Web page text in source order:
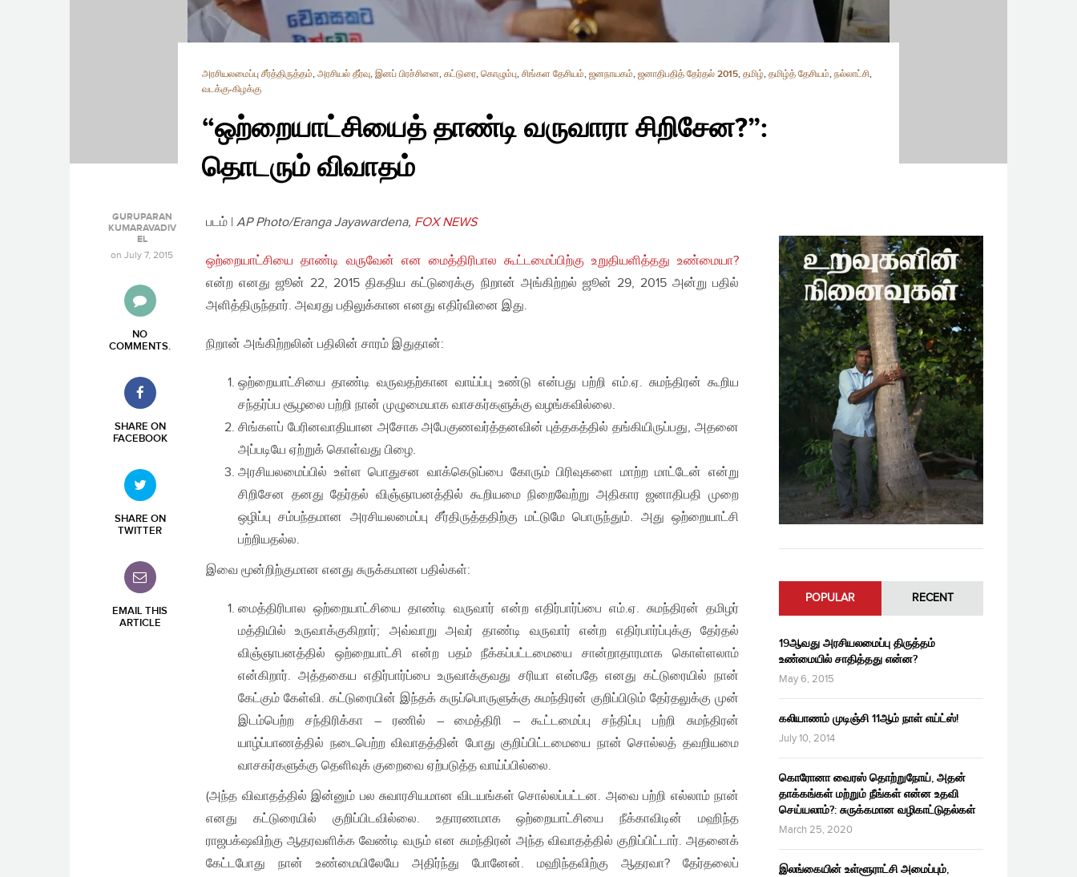
அரசியலமைப்பு சீர்த்திருத்தம், அரசியல் தீர்வு, இனப் பிரச்சினை, கட்டுரை, கொழும்பு, சிங்கள தேசியம், ஜனநாயகம், ஜனாதிபதித் தேர்தல் 2015, தமிழ், தமிழ்த் தேசியம், நல்லாட்சி,
வடக்கு-கிழக்கு
“ஒற்றையாட்சியைத் தாண்டி வருவாரா சிறிசேன?”:
தொடரும் விவாதம்
GURUPARAN
KUMARAVADIV
EL
on July 7, 2015
NO
COMMENTS.
SHARE ON
FACEBOOK
SHARE ON
TWITTER
EMAIL THIS
ARTICLE
படம் | AP Photo/Eranga Jayawardena, FOX NEWS
ஒற்றையாட்சியை தாண்டி வருவேன் என மைத்திரிபால கூட்டமைப்பிற்கு உறுதியளித்தது உண்மையா?
என்ற எனது ஜூன் 22, 2015 திகதிய கட்டுரைக்கு நிறான் அங்கிற்றல் ஜூன் 29, 2015 அன்று பதில்
அளித்திருந்தார். அவரது பதிலுக்கான எனது எதிர்வினை இது.
நிறான் அங்கிற்றலின் பதிலின் சாரம் இதுதான்:
ஒற்றையாட்சியை தாண்டி வருவதற்கான வாய்ப்பு உண்டு என்பது பற்றி எம்.ஏ. சுமந்திரன் கூறிய
சந்தர்ப்ப சூழலை பற்றி நான் முழுமையாக வாசகர்களுக்கு வழங்கவில்லை.
சிங்களப் பேரினவாதியான அசோக அபேகுணவர்த்தனவின் புத்தகத்தில் தங்கியிருப்பது, அதனை
அப்படியே ஏற்றுக் கொள்வது பிழை.
அரசியலமைப்பில் உள்ள பொதுசன வாக்கெடுப்பை கோரும் பிரிவுகளை மாற்ற மாட்டேன் என்று
சிறிசேன தனது தேர்தல் விஞ்ஞாபனத்தில் கூறியமை நிறைவேற்று அதிகார ஜனாதிபதி முறை
ஒழிப்பு சம்பந்தமான அரசியலமைப்பு சீர்திருத்ததிற்கு மட்டுமே பொருந்தும். அது ஒற்றையாட்சி
பற்றியதல்ல.
இவை மூன்றிற்குமான எனது சுருக்கமான பதில்கள்:
மைத்திரிபால ஒற்றையாட்சியை தாண்டி வருவார் என்ற எதிர்பார்ப்பை எம்.ஏ. சுமந்திரன் தமிழர்
மத்தியில் உருவாக்குகிறார்; அவ்வாறு அவர் தாண்டி வருவார் என்ற எதிர்பார்ப்புக்கு தேர்தல்
விஞ்ஞாபனத்தில் ஒற்றையாட்சி என்ற பதம் நீக்கப்பட்டமையை சான்றாதாரமாக கொள்ளலாம்
என்கிறார். அத்தகைய எதிர்பார்ப்பை உருவாக்குவது சரியா என்பதே எனது கட்டுரையில் நான்
கேட்கும் கேள்வி. கட்டுரையின் இந்தக் கருப்பொருளுக்கு சுமந்திரன் குறிப்பிடும் தேர்தலுக்கு முன்
இடம்பெற்ற சந்திரிக்கா – ரணில் – மைத்திரி – கூட்டமைப்பு சந்திப்பு பற்றி சுமந்திரன்
யாழ்ப்பாணத்தில் நடைபெற்ற விவாதத்தின் போது குறிப்பிட்டமையை நான் சொல்லத் தவறியமை
வாசகர்களுக்கு தெளிவுக் குறைவை ஏற்படுத்த வாய்ப்பில்லை.
(அந்த விவாதத்தில் இன்னும் பல சுவாரசியமான விடயங்கள் சொல்லப்பட்டன. அவை பற்றி எல்லாம் நான்
எனது கட்டுரையில் குறிப்பிடவில்லை. உதாரணமாக ஒற்றையாட்சியை நீக்காவிடின் மஹிந்த
ராஜபக்‌ஷவிற்கு ஆதரவளிக்க வேண்டி வரும் என சுமந்திரன் அந்த விவாதத்தில் குறிப்பிட்டார். அதனைக்
கேட்டபோது நான் உண்மையிலேயே அதிர்ந்து போனேன். மஹிந்தவிற்கு ஆதரவா? தேர்தலைப்
POPULAR RECENT
19ஆவது அரசியலமைப்பு திருத்தம்
உண்மையில் சாதித்தது என்ன?
May 6, 2015
கலியாணம் முடிஞ்சி 11ஆம் நாள் எய்ட்ஸ்!
July 10, 2014
கொரோனா வைரஸ் தொற்றுநோய், அதன்
தாக்கங்கள் மற்றும் நீங்கள் என்ன உதவி
செய்யலாம்?: சுருக்கமான வழிகாட்டுதல்கள்
March 25, 2020
இலங்கையின் உள்ளூராட்சி அமைப்பும்,